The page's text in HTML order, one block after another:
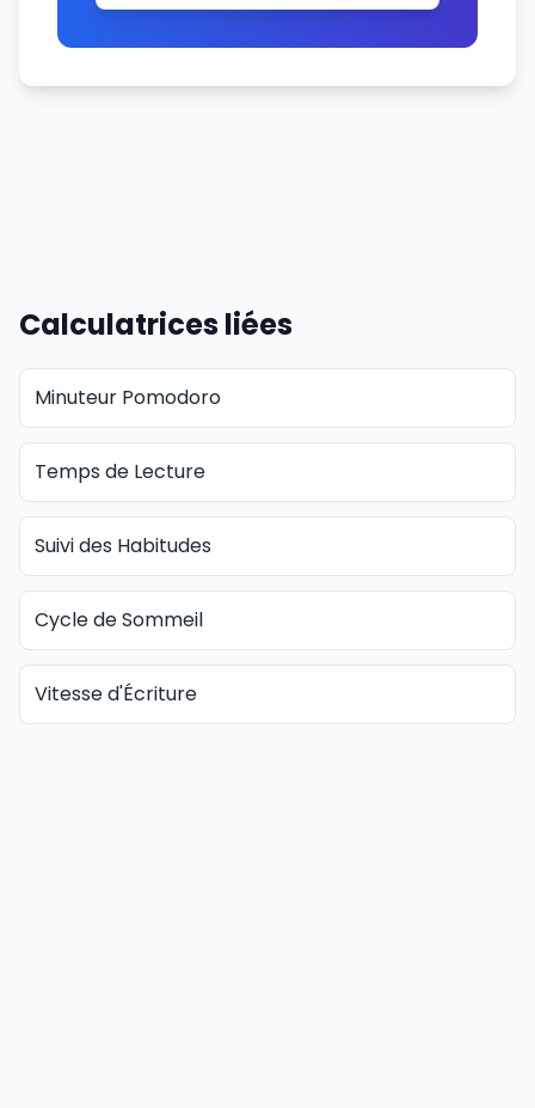
Calculatrices liées
Minuteur Pomodoro
Temps de Lecture
Suivi des Habitudes
Cycle de Sommeil
Vitesse d'Écriture